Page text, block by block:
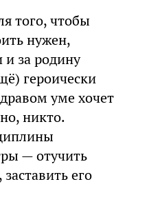
того, чтобы
нужен,
и за родину
героически
уме хочет
никто.
— отучить
его